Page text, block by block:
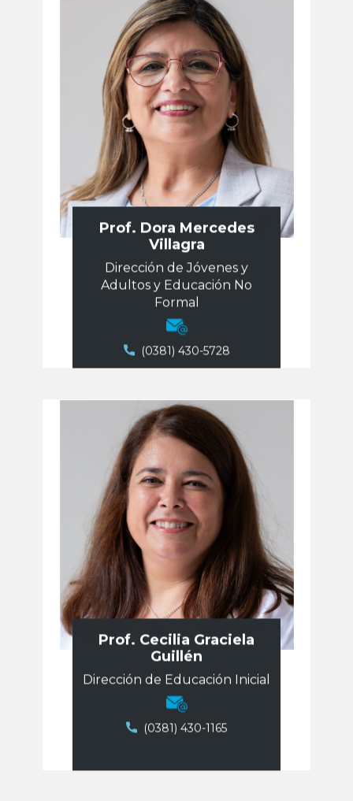
Prof. Dora Mercedes
Villagra
Dirección de Jóvenes y
Adultos y Educación No
Formal
(0381) 430-5728
Prof. Cecilia Graciela
Guillén
Dirección de Educación Inicial
​​(0381) 430-1165